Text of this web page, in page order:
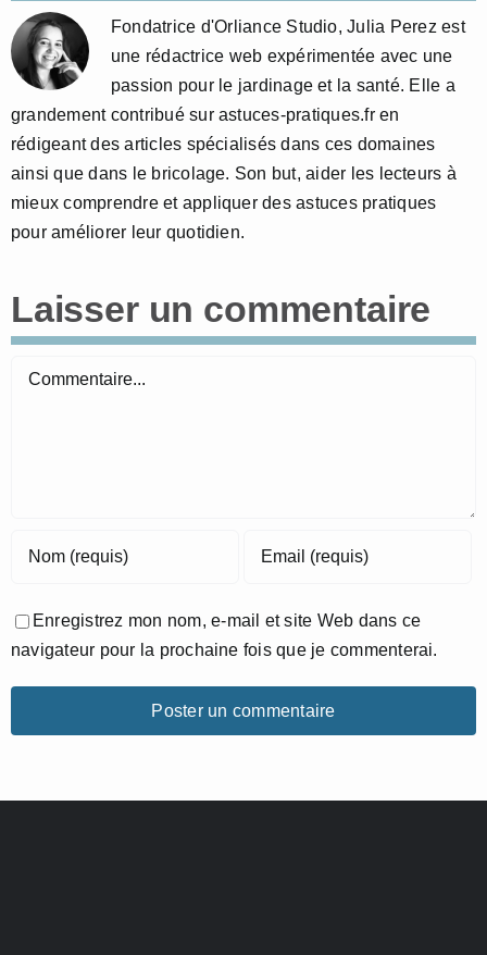
Fondatrice d'Orliance Studio, Julia Perez est
une rédactrice web expérimentée avec une
passion pour le jardinage et la santé. Elle a
grandement contribué sur astuces-pratiques.fr en
rédigeant des articles spécialisés dans ces domaines
ainsi que dans le bricolage. Son but, aider les lecteurs à
mieux comprendre et appliquer des astuces pratiques
pour améliorer leur quotidien.
Laisser un commentaire
Commentaire
Enregistrez mon nom, e-mail et site Web dans ce
navigateur pour la prochaine fois que je commenterai.